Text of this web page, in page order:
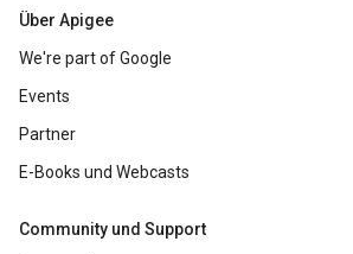
Über Apigee
We're part of Google
Events
Partner
E-Books und Webcasts
Community und Support